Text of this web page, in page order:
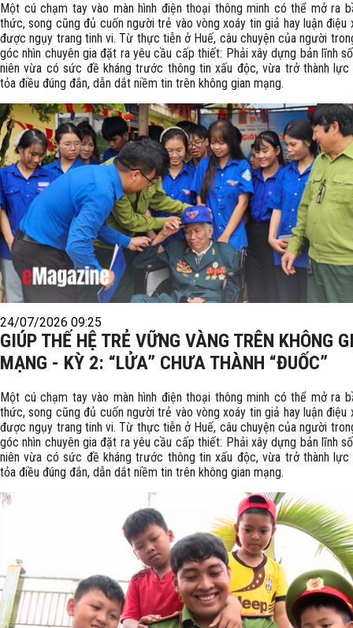
Một cú chạm tay vào màn hình điện thoại thông minh có thể mở ra
thức, song cũng đủ cuốn người trẻ vào vòng xoáy tin giả hay luận điệu
được ngụy trang tinh vi. Từ thực tiễn ở Huế, câu chuyện của người
góc nhìn chuyên gia đặt ra yêu cầu cấp thiết: Phải xây dựng bản lĩnh
niên vừa có sức đề kháng trước thông tin xấu độc, vừa trở thành lực
tỏa điều đúng đắn, dẫn dắt niềm tin trên không gian mạng.
24/07/2026 09:25
GIÚP THẾ HỆ TRẺ VỮNG VÀNG TRÊN KHÔNG
MẠNG - KỲ 2: “LỬA” CHƯA THÀNH “ĐUỐC”
Một cú chạm tay vào màn hình điện thoại thông minh có thể mở ra
thức, song cũng đủ cuốn người trẻ vào vòng xoáy tin giả hay luận điệu
được ngụy trang tinh vi. Từ thực tiễn ở Huế, câu chuyện của người
góc nhìn chuyên gia đặt ra yêu cầu cấp thiết: Phải xây dựng bản lĩnh
niên vừa có sức đề kháng trước thông tin xấu độc, vừa trở thành lực
tỏa điều đúng đắn, dẫn dắt niềm tin trên không gian mạng.